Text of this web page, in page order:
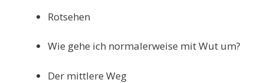
Rotsehen
Wie gehe ich normalerweise mit Wut um?
Der mittlere Weg